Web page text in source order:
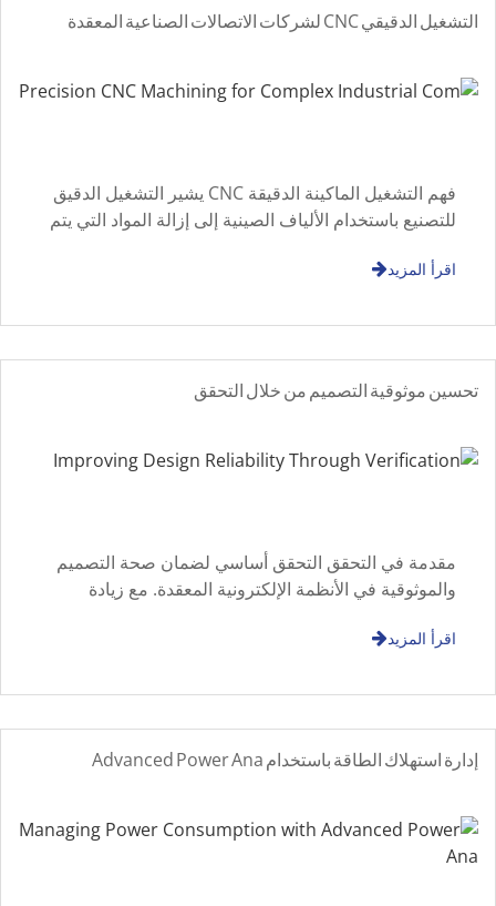
التشغيل الدقيقي CNC لشركات الاتصالات الصناعية المعقدة
فهم التشغيل الماكينة الدقيقة CNC يشير التشغيل الدقيق
للتصنيع باستخدام الألياف الصينية إلى إزالة المواد التي يتم
أبعاد مستقرة. إنه واسع
اقرأ المزيد
تحسين موثوقية التصميم من خلال التحقق
مقدمة في التحقق التحقق أساسي لضمان صحة التصميم
والموثوقية في الأنظمة الإلكترونية المعقدة. مع زيادة
اقرأ المزيد
إدارة استهلاك الطاقة باستخدام Advanced Power Ana